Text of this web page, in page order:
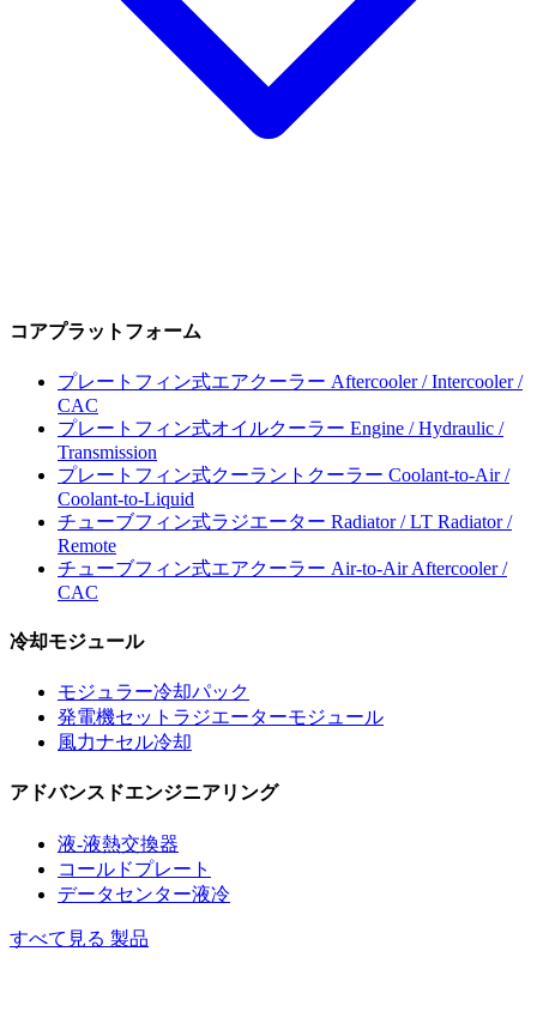
コアプラットフォーム
プレートフィン式エアクーラー Aftercooler / Intercooler /
CAC
プレートフィン式オイルクーラー Engine / Hydraulic /
Transmission
プレートフィン式クーラントクーラー Coolant-to-Air /
Coolant-to-Liquid
チューブフィン式ラジエーター Radiator / LT Radiator /
Remote
チューブフィン式エアクーラー Air-to-Air Aftercooler /
CAC
冷却モジュール
モジュラー冷却パック
発電機セットラジエーターモジュール
風力ナセル冷却
アドバンスドエンジニアリング
液-液熱交換器
コールドプレート
データセンター液冷
すべて見る 製品